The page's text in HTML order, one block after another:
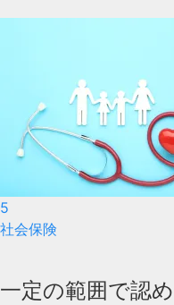
5
社会保険
一定の範囲で認